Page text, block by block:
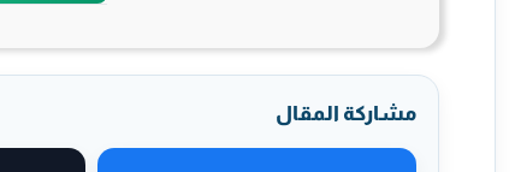
مشاركة المقال